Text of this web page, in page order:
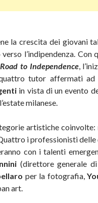
la crescita dei giovani
l’indipendenza.
Road to Independence,
tutor affermati ad
in vista di un evento
milanese.
artistiche coinvolte:
i professionisti
con i talenti
(direttore generale di
per la fotografia,
art.